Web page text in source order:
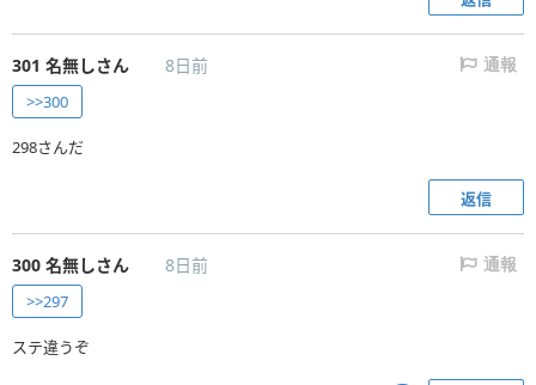
301 名無しさん 8日前 通報
>>300
298さんだ
返信
300 名無しさん 8日前 通報
>>297
ステ違うぞ